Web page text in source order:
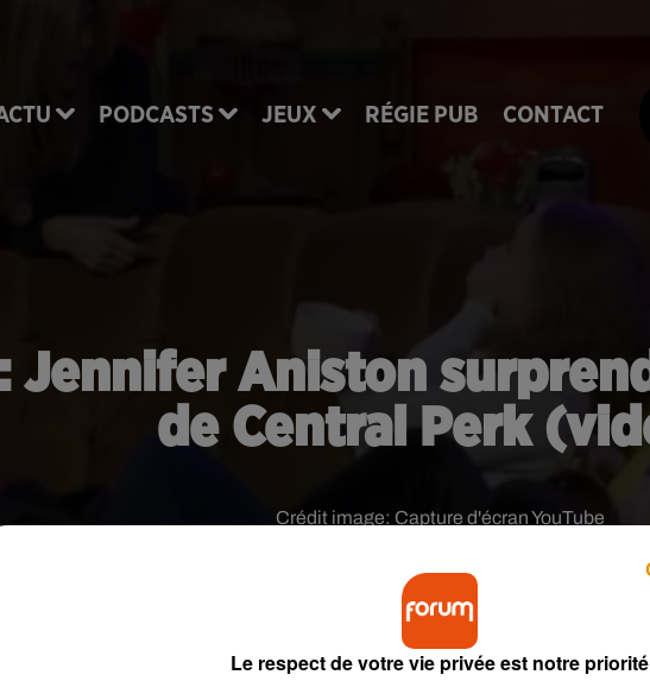
PODCASTS JEUX RÉGIE PUB CONTACT
Jennifer Aniston
de Central Perk
Crédit image: Capture d'écran YouTube
Le respect de votre vie privée est notre priorité